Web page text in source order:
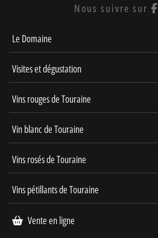
Nous suivre sur
Le Domaine
Visites et dégustation
Vins rouges de Touraine
Vin blanc de Touraine
Vins rosés de Touraine
Vins pétillants de Touraine
Vente en ligne